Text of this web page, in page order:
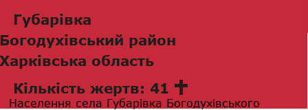
Губарівка
Богодухівський район
Харківська область
Кількість жертв: 41
Населення села Губарівка Богодухівського